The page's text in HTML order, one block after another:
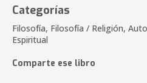
Categorías
Filosofía, Filosofía / Religión,
Espiritual
Comparte ese libro